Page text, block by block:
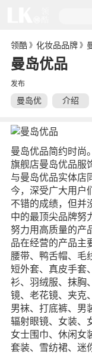
领酷》 化妆品品牌》
曼岛优品
发布
曼岛优
介绍
曼岛优品简约时尚
旗舰店曼岛优品服
与曼岛优品实体店
今，深受广大用户
不错的成绩，但并
中的最顶尖品牌
努力用高质量的产
品在经营的产品主
腰带、鸭舌帽、毛
短外套、真皮手套
衫、羽绒服、抹胸
镜、老花镜、夹克
男袜、打底裤、男
辐射眼镜、女装、
女士围巾、休闲女
套装、雪纺裙、迷